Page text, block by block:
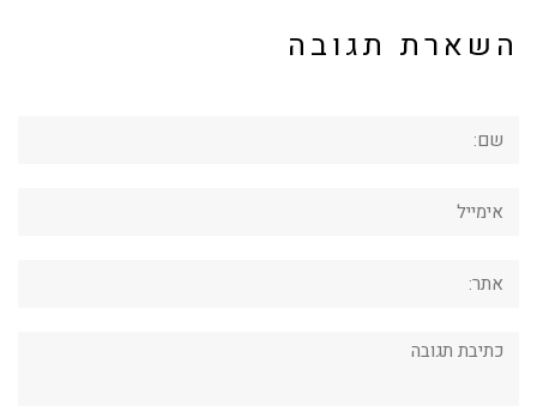
השארת תגובה